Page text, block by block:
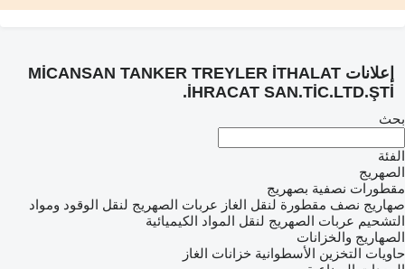
إعلانات MİCANSAN TANKER TREYLER İTHALAT
İHRACAT SAN.TİC.LTD.ŞTİ.
بحث
الفئة
الصهريج
مقطورات نصفية بصهريج
صهاريج نصف مقطورة لنقل الغاز عربات الصهريج لنقل الوقود ومواد
التشحيم عربات الصهريج لنقل المواد الكيميائية
الصهاريج والخزانات
حاويات التخزين الأسطوانية خزانات الغاز